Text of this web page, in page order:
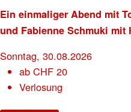
Ein einmaliger Abend mit
und Fabienne Schmuki mit
Sonntag, 30.08.2026
abCHF 20
Verlosung